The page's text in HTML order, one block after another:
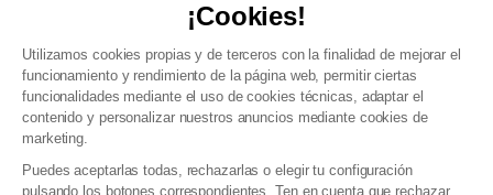
¡Cookies!
Utilizamos cookies propias y de terceros con la finalidad de mejorar el
funcionamiento y rendimiento de la página web, permitir ciertas
funcionalidades mediante el uso de cookies técnicas, adaptar el
contenido y personalizar nuestros anuncios mediante cookies de
marketing.
Puedes aceptarlas todas, rechazarlas o elegir tu configuración
pulsando los botones correspondientes. Ten en cuenta que rechazar
Política de gestión de datos personales y cookies